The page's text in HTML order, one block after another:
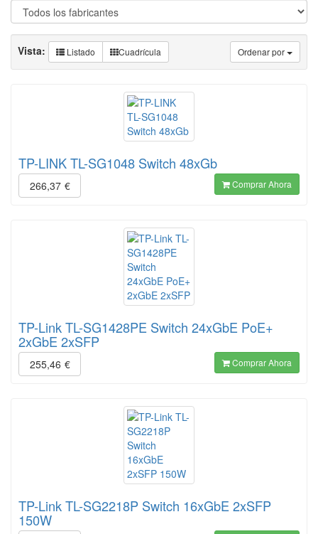
Ordenar por
Vista: Listado Cuadrícula
TP-LINK TL-SG1048 Switch 48xGb
266,37 € Comprar Ahora
TP-Link TL-SG1428PE Switch 24xGbE PoE+
2xGbE 2xSFP
255,46 € Comprar Ahora
TP-Link TL-SG2218P Switch 16xGbE 2xSFP
150W